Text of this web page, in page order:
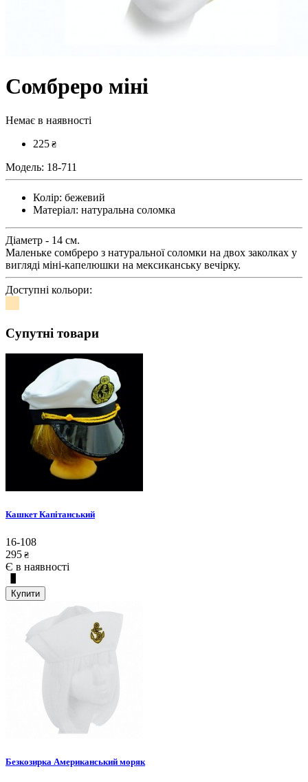
Сомбреро міні
Немає в наявності
225 ₴
Модель: 18-711
Колір: бежевий
Матеріал: натуральна соломка
Діаметр - 14 см.
Маленьке сомбреро з натуральної соломки на двох заколках у
вигляді міні-капелюшки на мексиканську вечірку.
Доступні кольори:
Супутні товари
Кашкет Капітанський
16-108
295 ₴
Є в наявності
Купити
Безкозирка Американський моряк